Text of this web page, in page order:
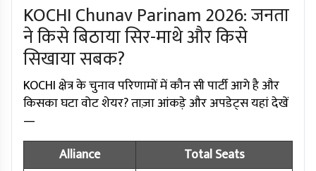
KOCHI Chunav Parinam 2026: जनता
ने किसे बिठाया सिर-माथे और किसे
सिखाया सबक?
KOCHI क्षेत्र के चुनाव परिणामों में कौन सी पार्टी आगे है और
किसका घटा वोट शेयर? ताज़ा आंकड़े और अपडेट्स यहां देखें
—
Alliance
Total Seats